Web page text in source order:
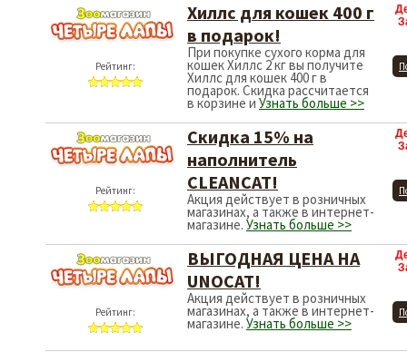
Рейтинг:
Хиллс для кошек 400 г
в подарок!
При покупке сухого корма для
кошек Хиллс 2 кг вы получите
Хиллс для кошек 400 г в
подарок. Скидка рассчитается
в корзине и Узнать больше >>
Рейтинг:
Скидка 15% на
наполнитель
CLEANCAT!
Акция действует в розничных
магазинах, а также в интернет-
магазине. Узнать больше >>
Рейтинг:
ВЫГОДНАЯ ЦЕНА НА
UNOCAT!
Акция действует в розничных
магазинах, а также в интернет-
магазине. Узнать больше >>